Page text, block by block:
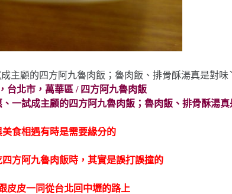
台北市，萬華區 / 四方阿九魯肉飯
美食相遇有時是需要緣分的
方阿九魯肉飯時，其實是誤打誤撞的
皮皮一同從台北回中壢的路上